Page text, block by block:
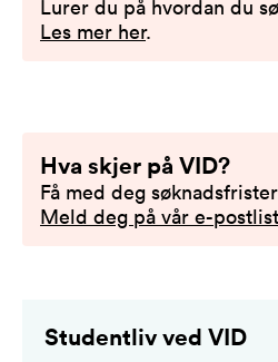
Lurer du på hvordan du
Les mer her.
Hva skjer på VID?
Få med deg
Meld deg på vår e-
Studentliv ved VID